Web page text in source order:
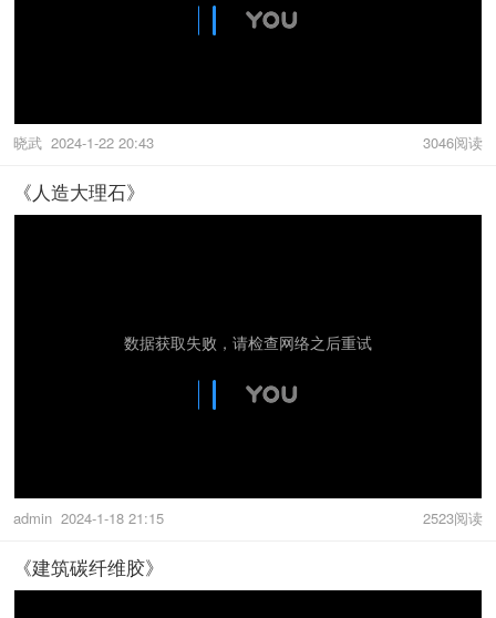
3046阅读
晓武 2024-1-22 20:43
《人造大理石》
2523阅读
admin 2024-1-18 21:15
《建筑碳纤维胶》